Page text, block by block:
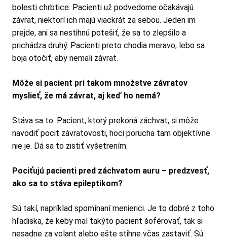
bolesti chrbtice. Pacienti už podvedome očakávajú
závrat, niektorí ich majú viackrát za sebou. Jeden im
prejde, ani sa nestihnú potešiť, že sa to zlepšilo a
prichádza druhý. Pacienti preto chodia meravo, lebo sa
boja otočiť, aby nemali závrat.
Môže si pacient pri takom množstve závratov
myslieť, že má závrat, aj keď ho nemá?
Stáva sa to. Pacient, ktorý prekoná záchvat, si môže
navodiť pocit závratovosti, hoci porucha tam objektívne
nie je. Dá sa to zistiť vyšetrením.
Pociťujú pacienti pred záchvatom auru – predzvesť,
ako sa to stáva epileptikom?
Sú takí, napríklad spomínaní menierici. Je to dobré z toho
hľadiska, že keby mal takýto pacient šoférovať, tak si
nesadne za volant alebo ešte stihne včas zastaviť. Sú